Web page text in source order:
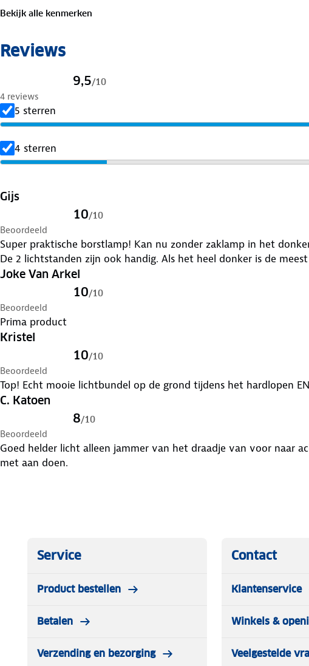
Even snel een rondje hardlopen in het donker? Grijp je Boston
Bekijk alle kenmerken
Reviews
9,5/10
4 reviews
5 sterren
4 sterren
Gijs
10/10
Beoordeeld
Super praktische borstlamp! Kan nu zonder zaklamp in het
De 2 lichtstanden zijn ook handig. Als het heel donker is de
Joke Van Arkel
10/10
Beoordeeld
Prima product
Kristel
10/10
Beoordeeld
Top! Echt mooie lichtbundel op de grond tijdens het hardlopen
C. Katoen
8/10
Beoordeeld
Goed helder licht alleen jammer van het draadje van voor naar
met aan doen.
Service
Product bestellen
Betalen
Verzending en bezorging
Contact
Klantenservice
Winkels &
Veelgestelde